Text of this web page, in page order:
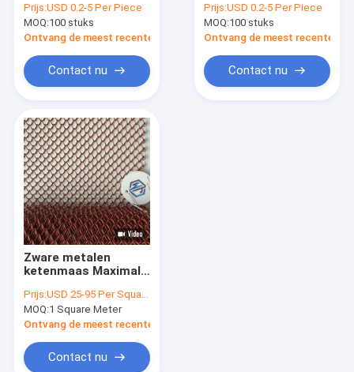
Glas met een maaslaag
Decoratief draadnetwerk
Metalen doekjes
Kabinetscherm-invoegingen
Metalen balgordijnen met kralen
Architectonisch uitgebreid metaal
Geperforeerd Metaal
Het Netwerk van de roestvrij staalkabel
Jumao Sprial
Decoratieve Metalen
Draperies
Prijs:USD 0.2-5 Per Piece
MOQ:100 stuks
Ontvang de meest recente Prijs
Contact nu
Prijs:USD 0.2-5 Per Piece
MOQ:100 stuks
Ontvang de meest recente
Contact nu
Zware metalen
ketenmaas Maximale
Aanpasbaar
diafragma
Prijs:USD 25-95 Per Square Meter
MOQ:1 Square Meter
Ontvang de meest recente Prijs
Contact nu